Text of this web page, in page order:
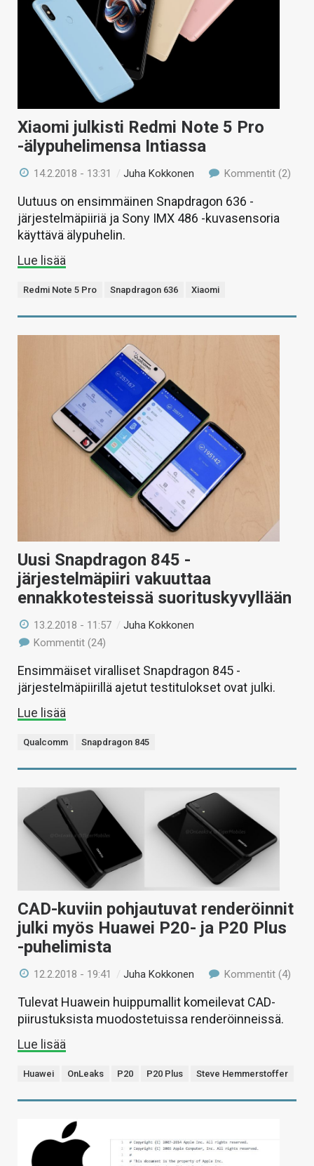
Xiaomi julkisti Redmi Note 5 Pro
-älypuhelimensa Intiassa
14.2.2018 - 13:31 /Juha Kokkonen Kommentit (2)
Uutuus on ensimmäinen Snapdragon 636 -
järjestelmäpiiriä ja Sony IMX 486 -kuvasensoria
käyttävä älypuhelin.
Lue lisää
Redmi Note 5 Pro Snapdragon 636 Xiaomi
Uusi Snapdragon 845 -
järjestelmäpiiri vakuuttaa
ennakkotesteissä suorituskyvyllään
13.2.2018 - 11:57 /Juha Kokkonen
Kommentit (24)
Ensimmäiset viralliset Snapdragon 845 -
järjestelmäpiirillä ajetut testitulokset ovat julki.
Lue lisää
Qualcomm Snapdragon 845
CAD-kuviin pohjautuvat renderöinnit
julki myös Huawei P20- ja P20 Plus
-puhelimista
12.2.2018 - 19:41 /Juha Kokkonen Kommentit (4)
Tulevat Huawein huippumallit komeilevat CAD-
piirustuksista muodostetuissa renderöinneissä.
Lue lisää
Huawei OnLeaks P20 P20 Plus Steve Hemmerstoffer